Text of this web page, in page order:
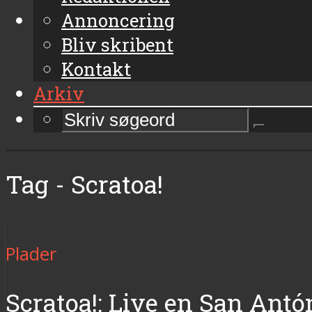
Annoncering
Bliv skribent
Kontakt
Arkiv
Tag - Scratoa!
Plader
Scratoa!: Live en San